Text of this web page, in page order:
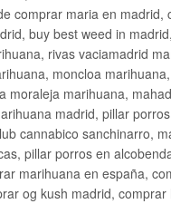
comprar maria en
buy best weed in
rivas vaciamadrid
moncloa
moraleja marihuana,
madrid, pillar
cannabico sanchinarro,
pillar porros en
marihuana en españa,
og kush madrid,